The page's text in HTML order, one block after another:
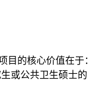
目的核心价值在于：
或公共卫生硕士的